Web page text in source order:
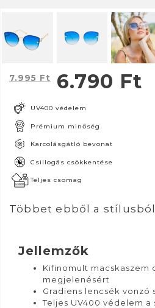
7.995 Ft 6.790 Ft
UV400 védelem
Prémium minőség
Karcolásgátló bevonat
Csillogás csökkentése
Teljes csomag
Többet ebből a stílusból
Jellemzők
Kifinomult macskaszem
megjelenésért
Gradiens lencsék vonzó
Teljes UV400 védelem a